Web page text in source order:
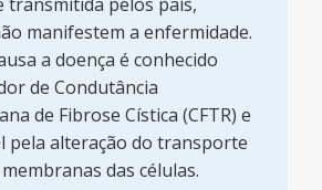
manifestem a enfermidade.
a doença é conhecido
de Condutância
de Fibrose Cística (CFTR) e
pela alteração do transporte
das células.